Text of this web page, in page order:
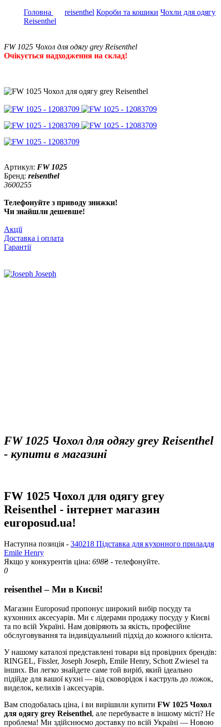
Головна
reisenthel Короби та кошики Чохли для одягу
Reisenthel
FW 1025 Чохол для одягу grey Reisenthel
Очікується надходження на склад!
Артикул: FW 1025
Бренд: reisenthel
3600255
Телефонуйте з приводу знижки!
Чи знайшли дешевше!
Акції
Доставка і оплата
Гарантії
FW 1025 Чохол для одягу grey Reisenthel
- купити в магазині
FW 1025 Чохол для одягу grey
Reisenthel - інтернет магазин
europosud.ua!
Наступна позиція - 340218 Підставка для кухонного приладдя
Emile Henry
Якщо у конкурентів ціна: 698₴ - телефонуйте.
0
reisenthel – Ми в Києві!
Магазин Europosud пропонує широкий вибір посуду та
кухонних аксесуарів. Ми є лідерами продажу посуду у Києві
та по всій Україні. Нам довіряють за якість, професійне
обслуговування та індивідуальний підхід до кожного клієнта.
У нашому каталозі представлені товари від провідних брендів:
RINGEL, Fissler, Joseph Joseph, Emile Henry, Schott Zwiesel та
інших. Ви легко знайдете саме той виріб, який ідеально
підійде для вашої кухні — від сковорідок і каструль до ложок,
виделок, келихів і аксесуарів.
Вам сподобалась ціна, і ви вирішили купити FW 1025 Чохол
для одягу grey Reisenthel, але перебуваєте в іншому місті? Не
проблема! Ми здійснюємо доставку по всій Україні — Новою